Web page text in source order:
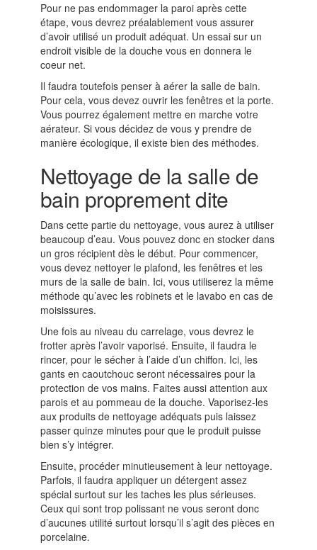
Pour ne pas endommager la paroi après cette
étape, vous devrez préalablement vous assurer
d’avoir utilisé un produit adéquat. Un essai sur un
endroit visible de la douche vous en donnera le
coeur net.
Il faudra toutefois penser à aérer la salle de bain.
Pour cela, vous devez ouvrir les fenêtres et la porte.
Vous pourrez également mettre en marche votre
aérateur. Si vous décidez de vous y prendre de
manière écologique, il existe bien des méthodes.
Nettoyage de la salle de
bain proprement dite
Dans cette partie du nettoyage, vous aurez à utiliser
beaucoup d’eau. Vous pouvez donc en stocker dans
un gros récipient dès le début. Pour commencer,
vous devez nettoyer le plafond, les fenêtres et les
murs de la salle de bain. Ici, vous utiliserez la même
méthode qu’avec les robinets et le lavabo en cas de
moisissures.
Une fois au niveau du carrelage, vous devrez le
frotter après l’avoir vaporisé. Ensuite, il faudra le
rincer, pour le sécher à l’aide d’un chiffon. Ici, les
gants en caoutchouc seront nécessaires pour la
protection de vos mains. Faites aussi attention aux
parois et au pommeau de la douche. Vaporisez-les
aux produits de nettoyage adéquats puis laissez
passer quinze minutes pour que le produit puisse
bien s’y intégrer.
Ensuite, procéder minutieusement à leur nettoyage.
Parfois, il faudra appliquer un détergent assez
spécial surtout sur les taches les plus sérieuses.
Ceux qui sont trop polissant ne vous seront donc
d’aucunes utilité surtout lorsqu’il s’agit des pièces en
porcelaine.